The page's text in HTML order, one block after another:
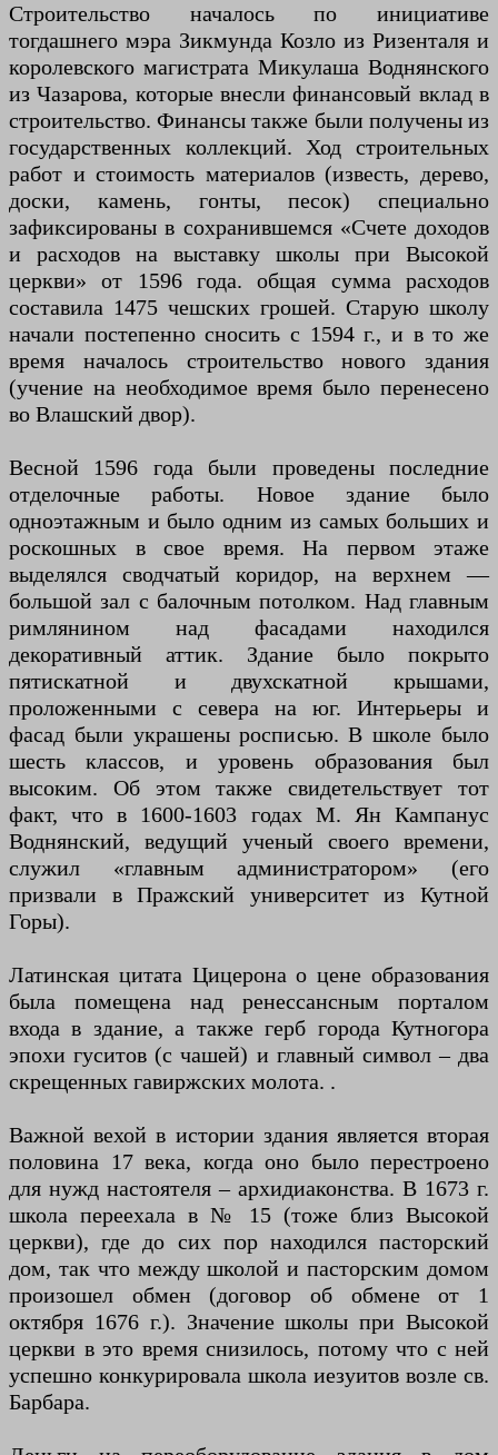
Строительство началось по инициативе
тогдашнего мэра Зикмунда Козло из Ризенталя и
королевского магистрата Микулаша Воднянского
из Чазарова, которые внесли финансовый вклад в
строительство. Финансы также были получены из
государственных коллекций. Ход строительных
работ и стоимость материалов (известь, дерево,
доски, камень, гонты, песок) специально
зафиксированы в сохранившемся «Счете доходов
и расходов на выставку школы при Высокой
церкви» от 1596 года. общая сумма расходов
составила 1475 чешских грошей. Старую школу
начали постепенно сносить с 1594 г., и в то же
время началось строительство нового здания
(учение на необходимое время было перенесено
во Влашский двор).
Весной 1596 года были проведены последние
отделочные работы. Новое здание было
одноэтажным и было одним из самых больших и
роскошных в свое время. На первом этаже
выделялся сводчатый коридор, на верхнем —
большой зал с балочным потолком. Над главным
римлянином над фасадами находился
декоративный аттик. Здание было покрыто
пятискатной и двухскатной крышами,
проложенными с севера на юг. Интерьеры и
фасад были украшены росписью. В школе было
шесть классов, и уровень образования был
высоким. Об этом также свидетельствует тот
факт, что в 1600-1603 годах М. Ян Кампанус
Воднянский, ведущий ученый своего времени,
служил «главным администратором» (его
призвали в Пражский университет из Кутной
Горы).
Латинская цитата Цицерона о цене образования
была помещена над ренессансным порталом
входа в здание, а также герб города Кутногора
эпохи гуситов (с чашей) и главный символ – два
скрещенных гавиржских молота. .
Важной вехой в истории здания является вторая
половина 17 века, когда оно было перестроено
для нужд настоятеля – архидиаконства. В 1673 г.
школа переехала в № 15 (тоже близ Высокой
церкви), где до сих пор находился пасторский
дом, так что между школой и пасторским домом
произошел обмен (договор об обмене от 1
октября 1676 г.). Значение школы при Высокой
церкви в это время снизилось, потому что с ней
успешно конкурировала школа иезуитов возле св.
Барбара.